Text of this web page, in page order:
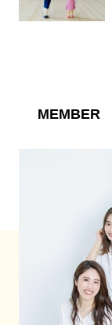
MEMBER